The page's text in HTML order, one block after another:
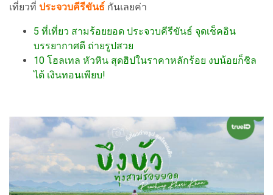
เที่ยวที่ ประจวบคีรีขันธ์ กันเลยค่า
5 ที่เที่ยว สามร้อยยอด ประจวบคีรีขันธ์ จุดเช็คอิน
บรรยากาศดี ถ่ายรูปสวย
10 โฮลเทล หัวหิน สุดฮิปในราคาหลักร้อย งบน้อยก็ชิล
ได้ เงินทอนเพียบ!